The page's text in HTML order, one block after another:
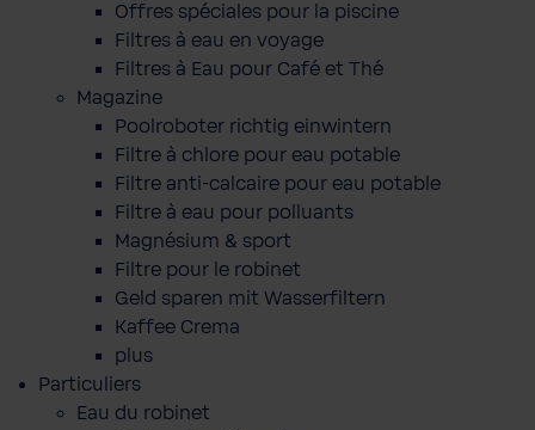
Offres spéciales pour la piscine
Filtres à eau en voyage
Filtres à Eau pour Café et Thé
Magazine
Poolroboter richtig einwintern
Filtre à chlore pour eau potable
Filtre anti-calcaire pour eau potable
Filtre à eau pour polluants
Magnésium & sport
Filtre pour le robinet
Geld sparen mit Wasserfiltern
Kaffee Crema
plus
Particuliers
Eau du robinet